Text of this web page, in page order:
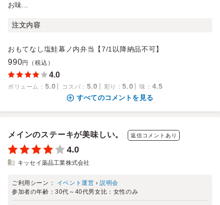
お味...
注文内容
おもてなし塩鮭幕ノ内弁当【7/1以降納品不可】
990円（税込）
4.0
ボリューム ： 5.0 コスパ ： 5.0 彩り ：5.0 味 ： 4.5
すべてのコメントを見る
メインのステーキが美味しい。 返信コメントあり
4.0
キッセイ薬品工業株式会社
ご利用シーン： イベント運営 ›説明会
参加者の年齢：30代～40代男女比： 女性のみ